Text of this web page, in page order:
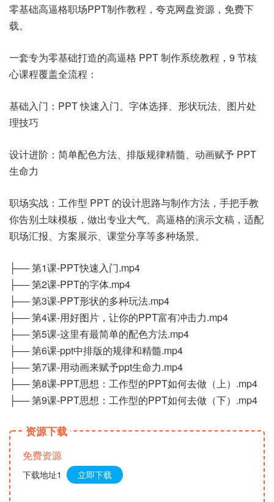
零基础高逼格职场PPT制作教程，夸克网盘资源，免费下
载。
一套专为零基础打造的高逼格 PPT 制作系统教程，9 节核
心课程覆盖全流程：
基础入门：PPT 快速入门、字体选择、形状玩法、图片处
理技巧
设计进阶：简单配色方法、排版规律精髓、动画赋予 PPT
生命力
职场实战：工作型 PPT 的设计思路与制作方法，手把手教
你告别土味模板，做出专业大气、高逼格的演示文稿，适配
职场汇报、方案展示、课堂分享等多种场景。
├── 第1课-PPT快速入门.mp4
├── 第2课-PPT的字体.mp4
├── 第3课-PPT形状的多种玩法.mp4
├── 第4课-用好图片，让你的PPT富有冲击力.mp4
├── 第5课-这里有最简单的配色方法.mp4
├── 第6课-ppt中排版的规律和精髓.mp4
├── 第7课-用动画来赋予ppt生命力.mp4
├── 第8课-PPT思想：工作型的PPT如何去做（上）.mp4
├── 第9课-PPT思想：工作型的PPT如何去做（下）.mp4
资源下载
免费资源
下载地址1 立即下载